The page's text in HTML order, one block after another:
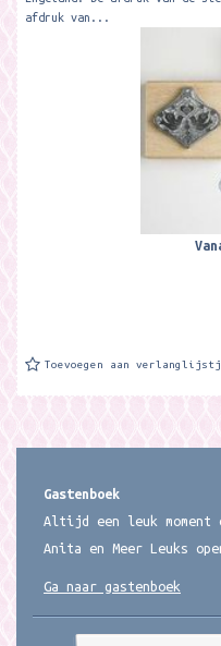
afdruk van...
Toevoegen aan
Gastenboek
Altijd een leuk moment
Anita en Meer Leuks
Ga naar gastenboek